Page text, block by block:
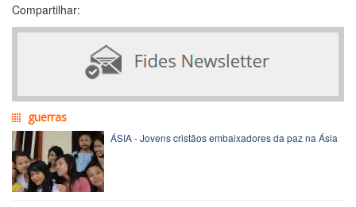
Compartilhar:
guerras
ÁSIA - Jovens cristãos embaixadores da paz na Ásia